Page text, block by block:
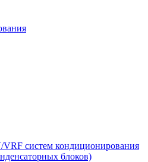
систем кондиционирования
блоков)